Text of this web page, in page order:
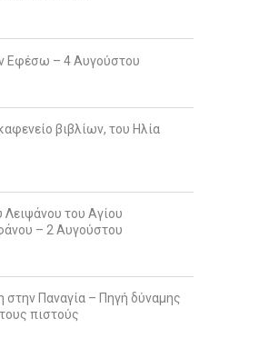
Εφέσω – 4 Αυγούστου
βιβλίων, του Ηλία
Λειψάνου του Αγίου
– 2 Αυγούστου
στην Παναγία – Πηγή δύναμης
πιστούς